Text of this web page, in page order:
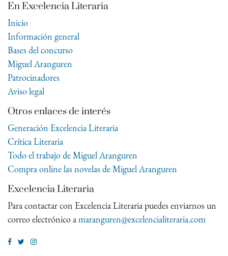
En Excelencia Literaria
Inicio
Información general
Bases del concurso
Miguel Aranguren
Patrocinadores
Aviso legal
Otros enlaces de interés
Generación Excelencia Literaria
Crítica Literaria
Todo el trabajo de Miguel Aranguren
Compra online las novelas de Miguel Aranguren
Excelencia Literaria
Para contactar con Excelencia Literaria puedes enviarnos un
correo electrónico amaranguren@excelencialiteraria.com